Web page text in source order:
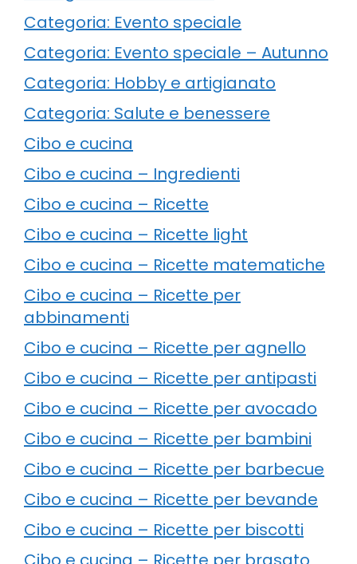
Categoria: Evento speciale
Categoria: Evento speciale – Autunno
Categoria: Hobby e artigianato
Categoria: Salute e benessere
Cibo e cucina
Cibo e cucina – Ingredienti
Cibo e cucina – Ricette
Cibo e cucina – Ricette light
Cibo e cucina – Ricette matematiche
Cibo e cucina – Ricette per
abbinamenti
Cibo e cucina – Ricette per agnello
Cibo e cucina – Ricette per antipasti
Cibo e cucina – Ricette per avocado
Cibo e cucina – Ricette per bambini
Cibo e cucina – Ricette per barbecue
Cibo e cucina – Ricette per bevande
Cibo e cucina – Ricette per biscotti